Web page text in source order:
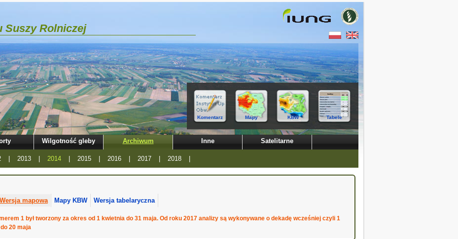
Suszy Rolniczej
Komentarz Mapy KBW Tabele
Wilgotność gleby Archiwum
| 2013 | 2014 | 2015 | 2016 | 2017 | 2018 |
Inne Satelitarne
Wersja mapowa Mapy KBW Wersja tabelaryczna
1 był tworzony za okres od 1 kwietnia do 31 maja. Od roku 2017 analizy są wykonywane o dekadę wcześniej czyli 1
20 maja